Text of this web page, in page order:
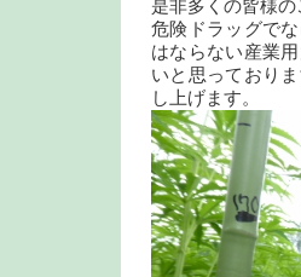
是非多くの皆様
危険ドラッグで
はならない産業
いと思っており
し上げます。